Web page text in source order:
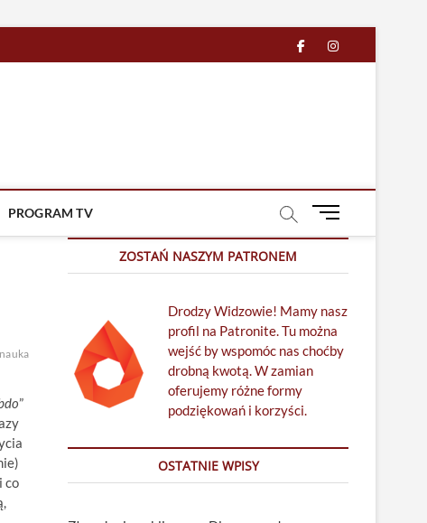
facebook
in
PROGRAM TV
M
u
u
t
t
nauka oświecenie racjonalizm
Radosław
”
co
ZOSTAŃ NASZYM PATRONEM
Drodzy Widzowie! Mamy nasz
profil na Patronite. Tu można
wejść by wspomóc nas choćby
drobną kwotą. W zamian
oferujemy różne formy
podziękowań i korzyści.
OSTATNIE WPISY